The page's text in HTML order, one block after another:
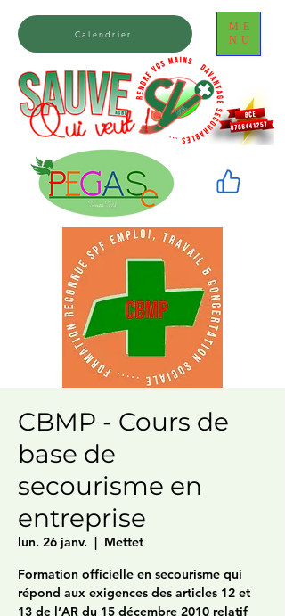
ME
NU
Calendrier
CBMP - Cours de
base de
secourisme en
entreprise
lun. 26 janv.
  |
Mettet
Formation officielle en secourisme qui
répond aux exigences des articles 12 et
13 de l’AR du 15 décembre 2010 relatif